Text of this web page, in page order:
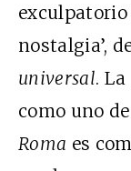
exculpatorio
nostalgia’,
universal.
como uno
Roma es